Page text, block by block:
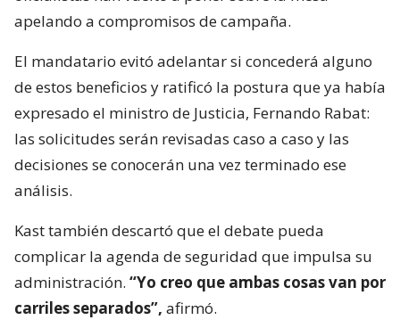
apelando a compromisos de campaña.
El mandatario evitó adelantar si concederá alguno
de estos beneficios y ratificó la postura que ya había
expresado el ministro de Justicia, Fernando Rabat:
las solicitudes serán revisadas caso a caso y las
decisiones se conocerán una vez terminado ese
análisis.
Kast también descartó que el debate pueda
complicar la agenda de seguridad que impulsa su
administración. “Yo creo que ambas cosas van por
carriles separados”, afirmó.